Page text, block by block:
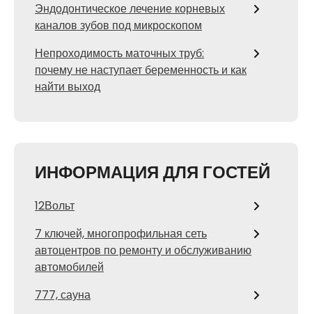
Эндодонтическое лечение корневых
каналов зубов под микроскопом
Непроходимость маточных труб:
почему не наступает беременность и как
найти выход
ИНФОРМАЦИЯ ДЛЯ ГОСТЕЙ
12Вольт
7 ключей, многопрофильная сеть
автоцентров по ремонту и обслуживанию
автомобилей
777, сауна